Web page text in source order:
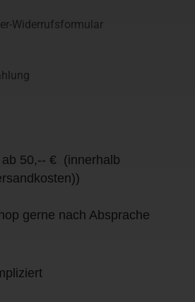
Widerrufsformular
50,-- € (innerhalb
gerne nach Absprache